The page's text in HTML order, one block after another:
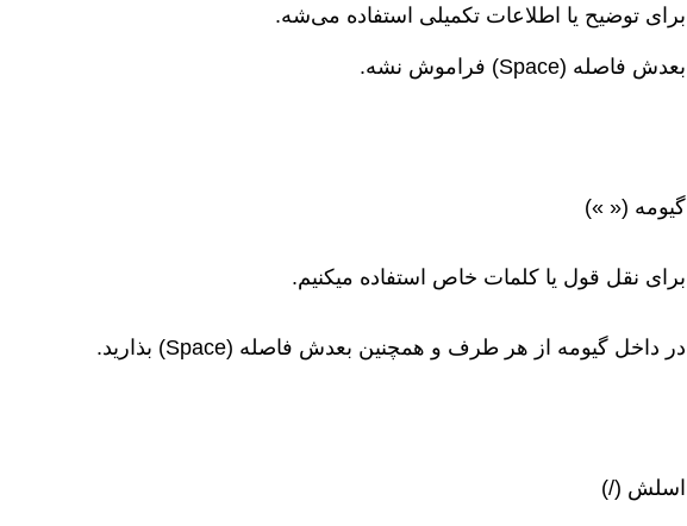
برای توضیح یا اطلاعات تکمیلی استفاده می‌شه.
بعدش فاصله (Space) فراموش نشه.
گیومه (« »)
برای نقل قول یا کلمات خاص استفاده میکنیم.
در داخل گیومه از هر طرف و همچنین بعدش فاصله (Space) بذارید.
اسلش (/)